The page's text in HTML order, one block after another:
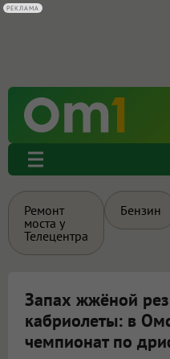
Ремонт
моста у
Телецентра
Бензин
Запах жжёной
кабриолеты: в
чемпионат по
РЕКЛАМА